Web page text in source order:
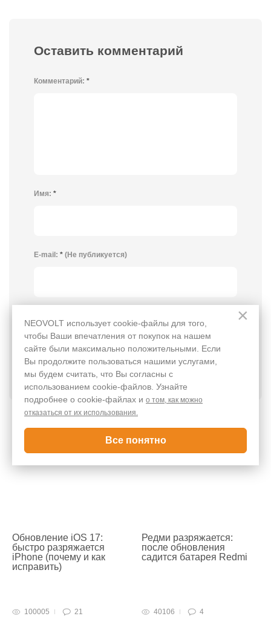
×
NEOVOLT использует cookie-файлы для того,
чтобы Ваши впечатления от покупок на нашем
сайте были максимально положительными. Если
Вы продолжите пользоваться нашими услугами,
мы будем считать, что Вы согласны с
использованием cookie-файлов. Узнайте
подробнее о cookie-файлах и о том, как можно
отказаться от их использования.
Все понятно
Оставить комментарий
Комментарий: *
Имя: *
E-mail: * (Не публикуется)
Обновление iOS 17:
быстро разряжается
iPhone (почему и как
исправить)
100005 21
Редми разряжается:
после обновления
садится батарея Redmi
40106 4